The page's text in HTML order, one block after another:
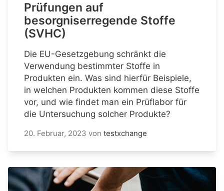
Prüfungen auf
besorgniserregende Stoffe
(SVHC)
Die EU-Gesetzgebung schränkt die
Verwendung bestimmter Stoffe in
Produkten ein. Was sind hierfür Beispiele,
in welchen Produkten kommen diese Stoffe
vor, und wie findet man ein Prüflabor für
die Untersuchung solcher Produkte?
20. Februar, 2023 von testxchange